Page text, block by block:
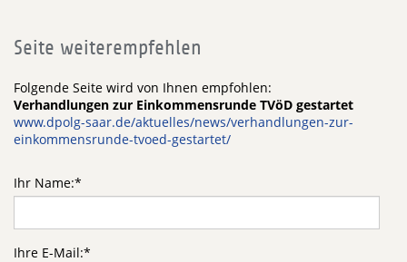
Seite weiterempfehlen
Folgende Seite wird von Ihnen empfohlen:
Verhandlungen zur Einkommensrunde TVöD gestartet
www.dpolg-saar.de/aktuelles/news/verhandlungen-zur-
einkommensrunde-tvoed-gestartet/
Ihr Name:*
Ihre E-Mail:*